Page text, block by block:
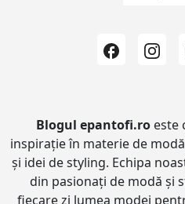
Blogul epantofi.ro este
inspirație în materie de
și idei de styling. Echipa
din pasionați de modă și
fiecare zi lumea modei